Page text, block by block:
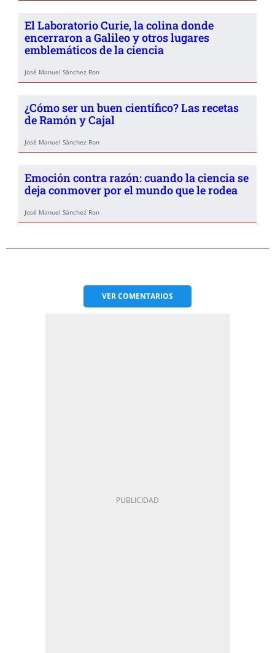
El Laboratorio Curie, la colina donde
encerraron a Galileo y otros lugares
emblemáticos de la ciencia
José Manuel Sánchez Ron
¿Cómo ser un buen científico? Las recetas
de Ramón y Cajal
José Manuel Sánchez Ron
Emoción contra razón: cuando la ciencia se
deja conmover por el mundo que le rodea
José Manuel Sánchez Ron
VERCOMENTARIOS